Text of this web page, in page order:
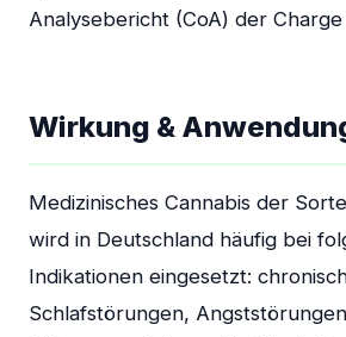
Analysebericht (CoA) der
Wirkung &
Medizinisches Cannabis der
wird in Deutschland häufig bei
Indikationen eingesetzt:
Schlafstörungen,